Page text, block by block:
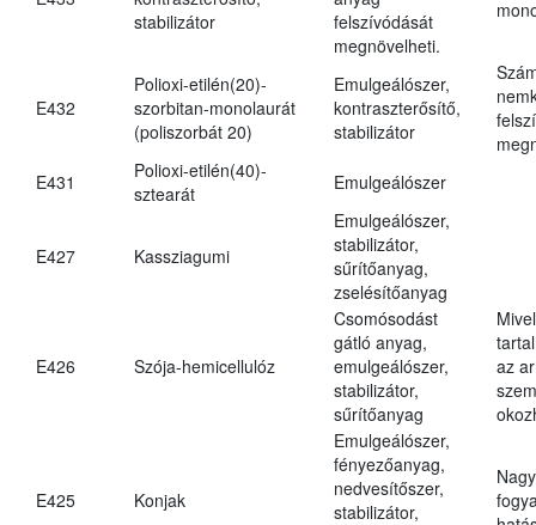
stabilizátor
felszívódását
megnövelheti.
E432
Polioxi-etilén(20)-
szorbitan-monolaurát
(poliszorbát 20)
Emulgeálószer,
kontraszterősítő,
stabilizátor
E431
Polioxi-etilén(40)-
sztearát
Emulgeálószer
E427 Kassziagumi
Emulgeálószer,
stabilizátor,
sűrítőanyag,
zselésítőanyag
E426 Szója-hemicellulóz
Csomósodást
gátló anyag,
emulgeálószer,
stabilizátor,
sűrítőanyag
az
E425 Konjak
Emulgeálószer,
fényezőanyag,
nedvesítőszer,
stabilizátor,